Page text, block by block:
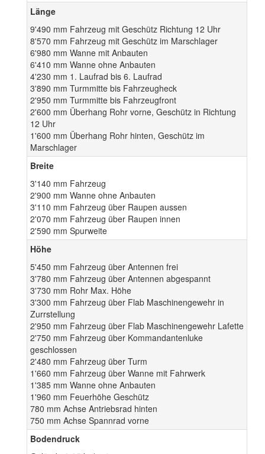
Länge
9'490 mm Fahrzeug mit Geschütz Richtung 12 Uhr
8'570 mm Fahrzeug mit Geschütz im Marschlager
6'980 mm Wanne mit Anbauten
6'410 mm Wanne ohne Anbauten
4'230 mm 1. Laufrad bis 6. Laufrad
3'890 mm Turmmitte bis Fahrzeugheck
2'950 mm Turmmitte bis Fahrzeugfront
2'600 mm Überhang Rohr vorne, Geschütz in Richtung
12 Uhr
1'600 mm Überhang Rohr hinten, Geschütz im
Marschlager
Breite
3'140 mm Fahrzeug
2'900 mm Wanne ohne Anbauten
3'110 mm Fahrzeug über Raupen aussen
2'070 mm Fahrzeug über Raupen innen
2'590 mm Spurweite
Höhe
5'450 mm Fahrzeug über Antennen frei
3'780 mm Fahrzeug über Antennen abgespannt
3'730 mm Rohr Max. Höhe
3'300 mm Fahrzeug über Flab Maschinengewehr in
Zurrstellung
2'950 mm Fahrzeug über Flab Maschinengewehr Lafette
2'750 mm Fahrzeug über Kommandantenluke
geschlossen
2'480 mm Fahrzeug über Turm
1'660 mm Fahrzeug über Wanne mit Fahrwerk
1'385 mm Wanne ohne Anbauten
1'960 mm Feuerhöhe Geschütz
780 mm Achse Antriebsrad hinten
750 mm Achse Spannrad vorne
Bodendruck